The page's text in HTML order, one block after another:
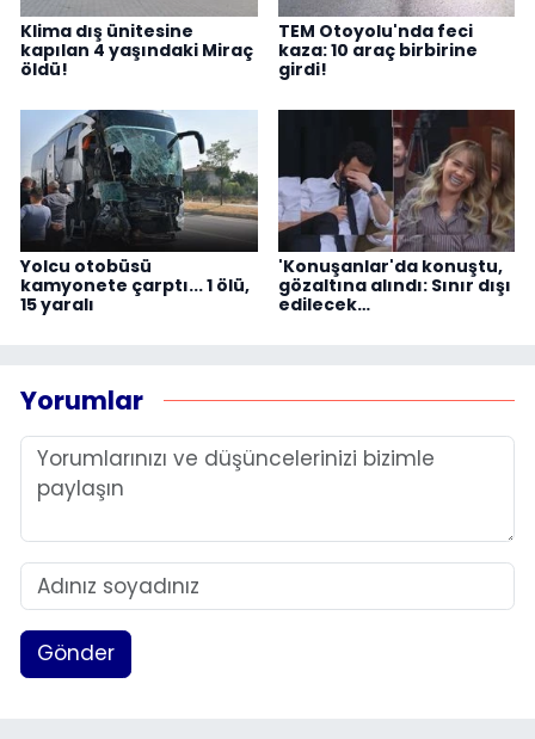
Klima dış ünitesine
kapılan 4 yaşındaki Miraç
öldü!
TEM Otoyolu'nda feci
kaza: 10 araç birbirine
girdi!
Yolcu otobüsü
kamyonete çarptı... 1 ölü,
15 yaralı
'Konuşanlar'da konuştu,
gözaltına alındı: Sınır dışı
edilecek…
Yorumlar
Gönder